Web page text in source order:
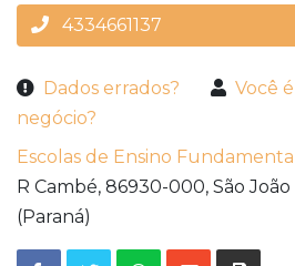
4334661137
Dados errados?
Você
negócio?
Escolas de Ensino
R Cambé, 86930-000, São
(Paraná)